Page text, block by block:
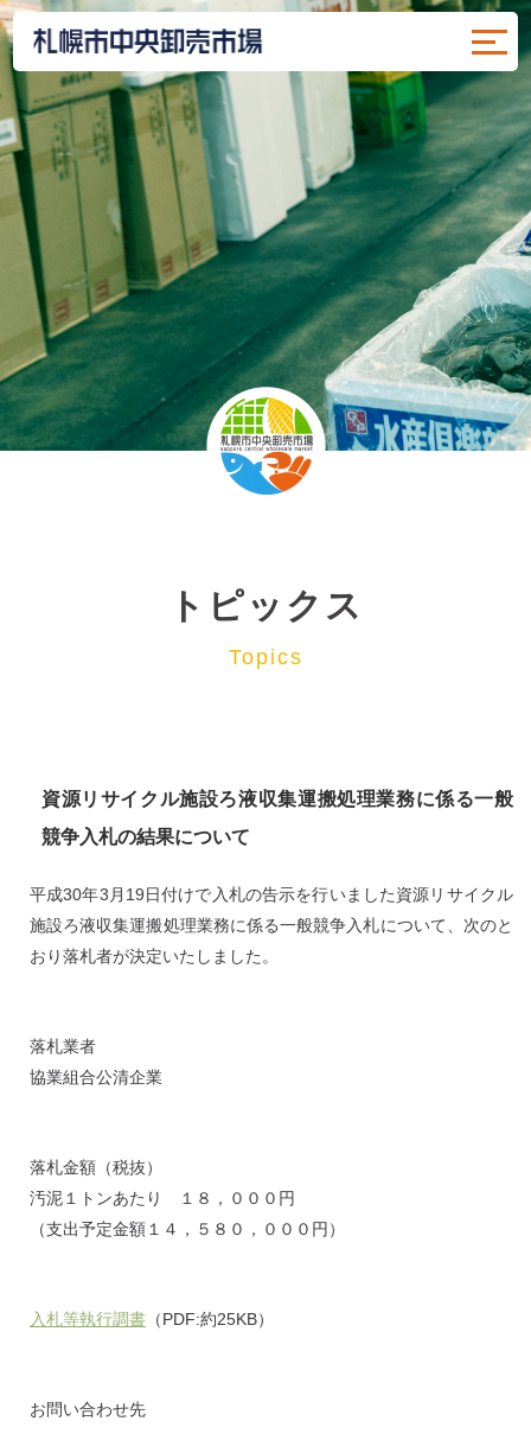
トピックス
Topics
資源リサイクル施設ろ液収集運搬処理業務に係る一般
競争入札の結果について
平成30年3月19日付けで入札の告示を行いました資源リサイクル
施設ろ液収集運搬処理業務に係る一般競争入札について、次のと
おり落札者が決定いたしました。
落札業者
協業組合公清企業
落札金額（税抜）
汚泥１トンあたり １８，０００円
（支出予定金額１４，５８０，０００円）
入札等執行調書 （PDF:約25KB）
お問い合わせ先